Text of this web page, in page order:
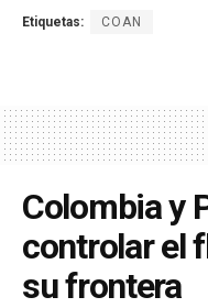
Etiquetas: COAN
Colombia y
controlar el
su frontera